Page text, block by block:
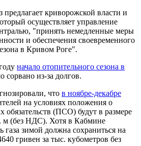
предлагает криворожской власти и
осуществляет управление
"принять немедленные меры
и обеспечения своевременного
в Кривом Роге".
начало отопительного сезона в
сорвано из-за долгов.
что в ноябре-декабре
на условиях положения о
обязательств (ПСО) будут в размере
м (без НДС). Хотя в Кабмине
газа зимой должна сохраниться на
гривен за тыс. кубометров без